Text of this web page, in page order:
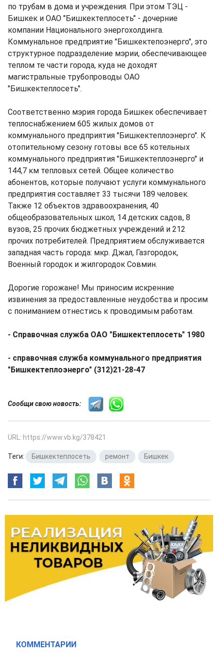
по трубам в дома и учреждения. При этом ТЭЦ -
Бишкек и ОАО "Бишкектеплосеть" - дочерние
компании Национального энергохолдинга.
Коммунальное предприятие "Бишкектепоэнерго", это
структурное подразделение мэрии, обеспечивающее
теплом те части города, куда не доходят
магистральные трубопроводы ОАО
"Бишкектеплосеть".
Соответственно мэрия города Бишкек обеспечивает
теплоснабжением 605 жилых домов от
коммунального предприятия "Бишкектеплоэнерго". К
отопительному сезону готовы все 65 котельных
коммунального предприятия "Бишкектеплоэнерго" и
144,7 км тепловых сетей. Общее количество
абонентов, которые получают услуги коммунального
предприятия составляет 33 тысячи 189 человек.
Также 12 объектов здравоохранения, 40
общеобразовательных школ, 14 детских садов, 8
вузов, 25 прочих бюджетных учреждений и 212
прочих потребителей. Предприятием обслуживается
западная часть города: мкр. Джал, Газгородок,
Военный городок и жилгородок Совмин.
Дорогие горожане! Мы приносим искренние
извинения за предоставленные неудобства и просим
с пониманием отнестись к проводимым работам. ​
- Справочная служба​ ОАО "Бишкектеплосеть" 1980
- справочная служба коммунального предприятия​
"Бишкектеплоэнерго" (312)21-28-47
Сообщи свою новость:
URL: https://www.vb.kg/378421
Теги: Бишкектеплосеть ремонт Бишкек
КОММЕНТАРИИ